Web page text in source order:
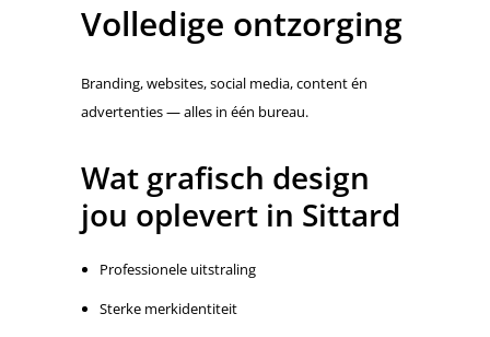
Volledige ontzorging
Branding, websites, social media, content én
advertenties — alles in één bureau.
Wat grafisch design
jou oplevert in Sittard
Professionele uitstraling
Sterke merkidentiteit